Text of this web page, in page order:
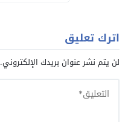
اترك تعليق
لن يتم نشر عنوان بريدك الإلكتروني.